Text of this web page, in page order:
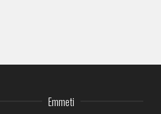
Emmeti